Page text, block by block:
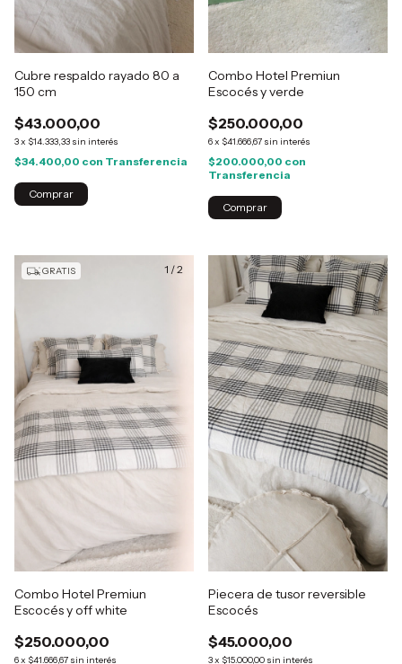
Cubre respaldo rayado 80 a
150 cm
$43.000,00
3x $14.333,33 sin interés
$34.400,00 con Transferencia
Combo Hotel Premiun
Escocés y verde
$250.000,00
6x $41.666,67 sin interés
$200.000,00 con
Transferencia
Comprar
1 /2
GRATIS
Combo Hotel Premiun
Escocés y off white
$250.000,00
6x $41.666,67 sin interés
Piecera de tusor reversible
Escocés
$45.000,00
3x $15.000,00 sin interés